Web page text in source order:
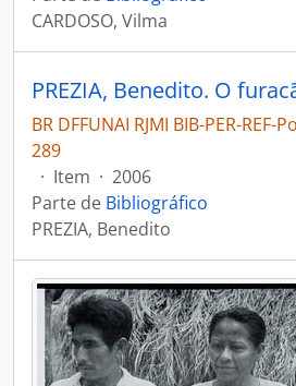
CARDOSO, Vilma
BR DFFUNAI RJMI BIB-PER-
289
· Item · 2006
Parte de Bibliográfico
PREZIA, Benedito